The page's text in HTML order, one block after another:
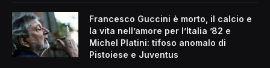
Francesco Guccini è morto, il calcio e
la vita nell’amore per l’Italia ’82 e
Michel Platini: tifoso anomalo di
Pistoiese e Juventus